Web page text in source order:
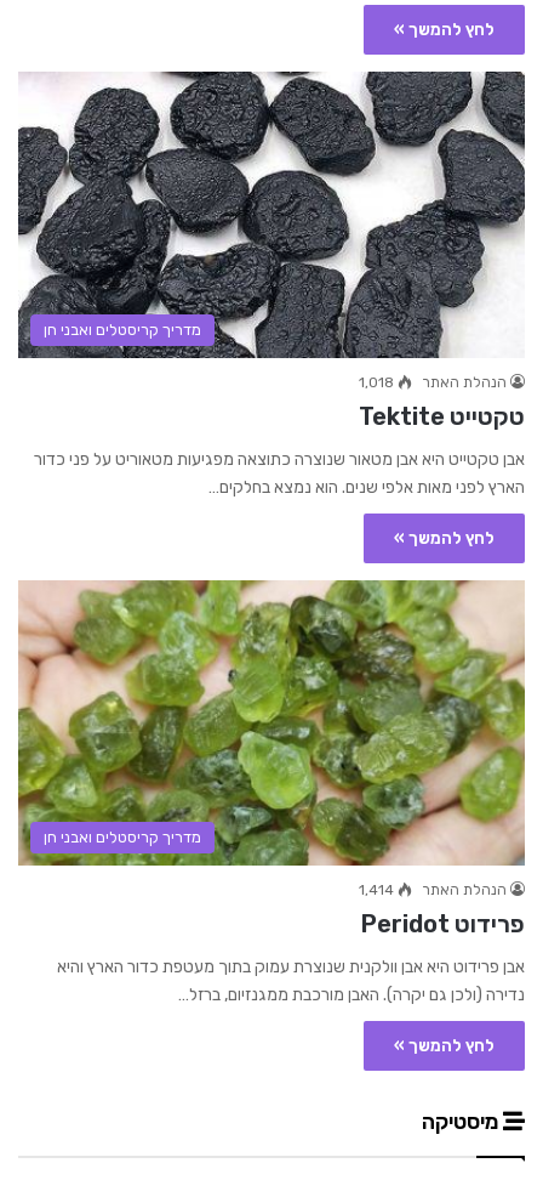
לחץ להמשך »
מדריך קריסטלים ואבני חן
הנהלת האתר 1,018
טקטייט Tektite
אבן טקטייט היא אבן מטאור שנוצרה כתוצאה מפגיעות מטאוריט על פני כדור
הארץ לפני מאות אלפי שנים. הוא נמצא בחלקים…
לחץ להמשך »
מדריך קריסטלים ואבני חן
הנהלת האתר 1,414
פרידוט Peridot
אבן פרידוט היא אבן וולקנית שנוצרת עמוק בתוך מעטפת כדור הארץ והיא
נדירה (ולכן גם יקרה). האבן מורכבת ממגנזיום, ברזל…
לחץ להמשך »
מיסטיקה